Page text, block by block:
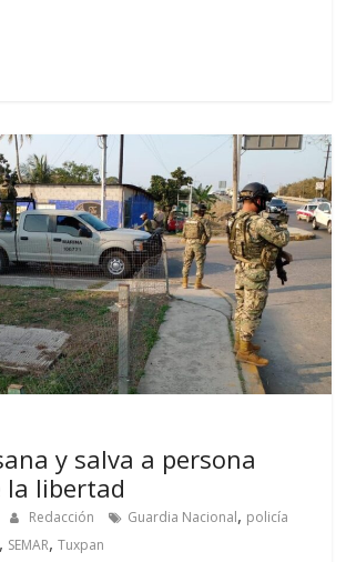
y salva a persona
la libertad
Redacción Guardia Nacional, policía
, SEMAR,Tuxpan